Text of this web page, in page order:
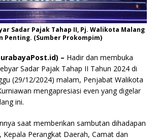
Sadar Pajak Tahap II, Pj. Walikota Malang
Penting. (Sumber Prokompim)
– Hadir dan membuka
Sadar Pajak Tahap II Tahun 2024 di
(29/12/2024) malam, Penjabat Walikota
mengapresiasi even yang digelar
ini.
saat memberikan sambutan dihadapan
Perangkat Daerah, Camat dan